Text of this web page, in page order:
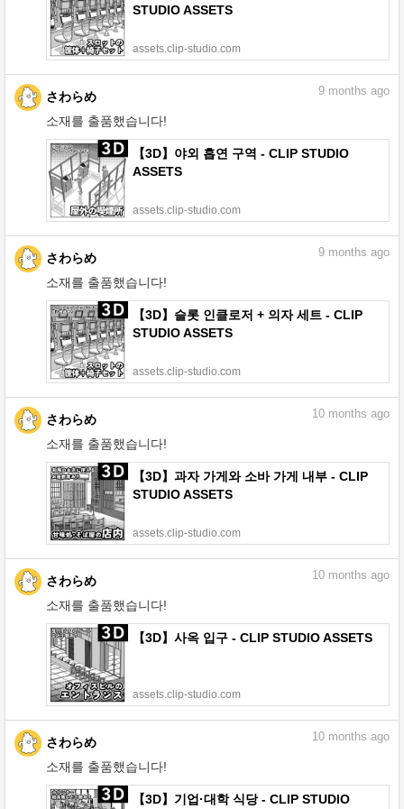
STUDIO ASSETS
assets.clip-studio.com
さわらめ
소재를 출품했습니다!
9 months ago
【3D】야외 흡연 구역 - CLIP STUDIO
ASSETS
assets.clip-studio.com
さわらめ
소재를 출품했습니다!
9 months ago
【3D】슬롯 인클로저 + 의자 세트 - CLIP
STUDIO ASSETS
assets.clip-studio.com
さわらめ
소재를 출품했습니다!
10 months ago
【3D】과자 가게와 소바 가게 내부 - CLIP
STUDIO ASSETS
assets.clip-studio.com
さわらめ
소재를 출품했습니다!
10 months ago
【3D】사옥 입구 - CLIP STUDIO ASSETS
assets.clip-studio.com
さわらめ
소재를 출품했습니다!
10 months ago
【3D】기업·대학 식당 - CLIP STUDIO